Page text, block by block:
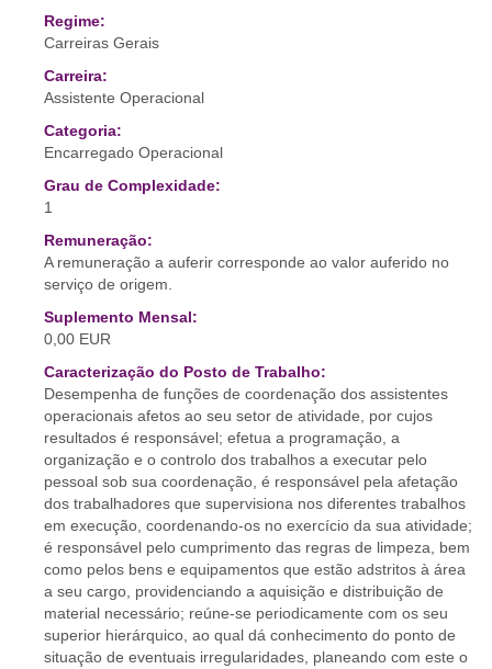
Regime:
Carreiras Gerais
Carreira:
Assistente Operacional
Categoria:
Encarregado Operacional
Grau de Complexidade:
1
Remuneração:
A remuneração a auferir corresponde ao valor auferido no
serviço de origem.
Suplemento Mensal:
0,00 EUR
Caracterização do Posto de Trabalho:
Desempenha de funções de coordenação dos assistentes
operacionais afetos ao seu setor de atividade, por cujos
resultados é responsável; efetua a programação, a
organização e o controlo dos trabalhos a executar pelo
pessoal sob sua coordenação, é responsável pela afetação
dos trabalhadores que supervisiona nos diferentes trabalhos
em execução, coordenando-os no exercício da sua atividade;
é responsável pelo cumprimento das regras de limpeza, bem
como pelos bens e equipamentos que estão adstritos à área
a seu cargo, providenciando a aquisição e distribuição de
material necessário; reúne-se periodicamente com os seu
superior hierárquico, ao qual dá conhecimento do ponto de
situação de eventuais irregularidades, planeando com este o